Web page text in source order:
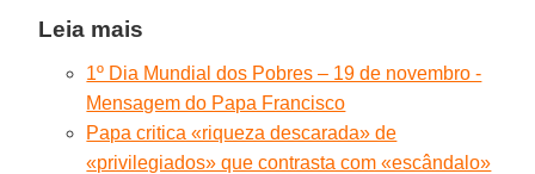
Leia mais
1º Dia Mundial dos Pobres – 19 de novembro -
Mensagem do Papa Francisco
Papa critica «riqueza descarada» de
«privilegiados» que contrasta com «escândalo»